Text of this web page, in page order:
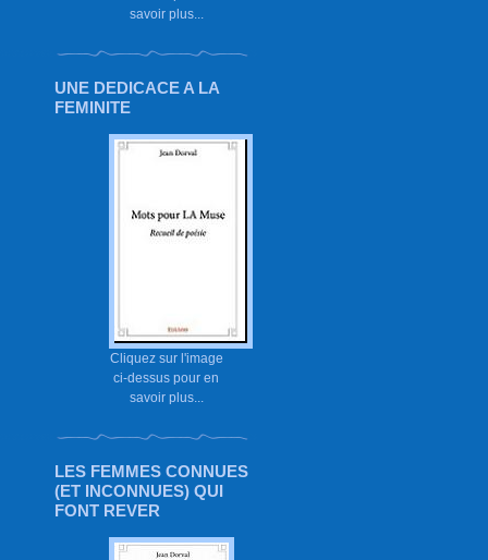
savoir plus...
UNE DEDICACE A LA
FEMINITE
Cliquez sur l'image
ci-dessus pour en
savoir plus...
LES FEMMES CONNUES
(ET INCONNUES) QUI
FONT REVER